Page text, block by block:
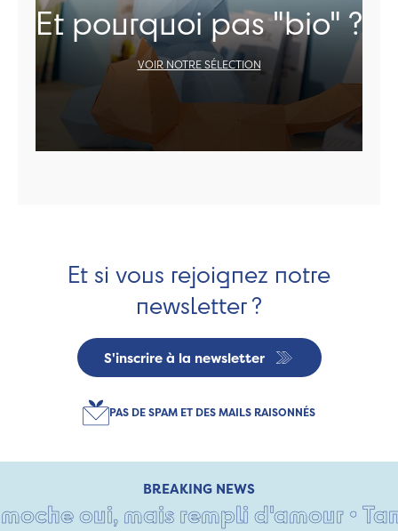
Et pourquoi pas "bio" ?
VOIR NOTRE SÉLECTION
Et si vous rejoignez notre
newsletter ?
S'inscrire à la newsletter
PAS DE SPAM ET DES MAILS RAISONNÉS
BREAKING NEWS
oui, mais rempli d'amour • Tant